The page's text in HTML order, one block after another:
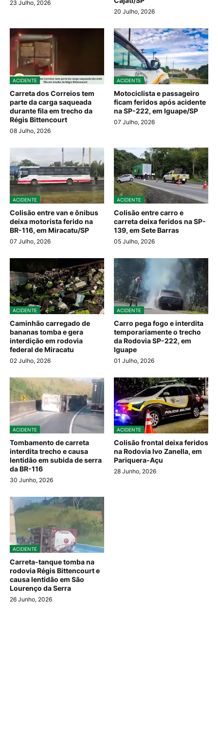
23 Julho, 2026
20 Julho, 2026
ACIDENTE
Carreta dos Correios tem
parte da carga saqueada
durante fila em trecho da
Régis Bittencourt
08 Julho, 2026
ACIDENTE
Motociclista e passageiro
ficam feridos após acidente
na SP-222, em Iguape/SP
07 Julho, 2026
ACIDENTE
Colisão entre van e ônibus
deixa motorista ferido na
BR-116, em Miracatu/SP
07 Julho, 2026
ACIDENTE
Colisão entre carro e
carreta deixa feridos na SP-
139, em Sete Barras
05 Julho, 2026
ACIDENTE
Caminhão carregado de
bananas tomba e gera
interdição em rodovia
federal de Miracatu
02 Julho, 2026
ACIDENTE
Carro pega fogo e interdita
temporariamente o trecho
da Rodovia SP-222, em
Iguape
01 Julho, 2026
ACIDENTE
Tombamento de carreta
interdita trecho e causa
lentidão em subida de serra
da BR-116
30 Junho, 2026
ACIDENTE
Colisão frontal deixa feridos
na Rodovia Ivo Zanella, em
Pariquera-Açu
28 Junho, 2026
ACIDENTE
Carreta-tanque tomba na
rodovia Régis Bittencourt e
causa lentidão em São
Lourenço da Serra
26 Junho, 2026